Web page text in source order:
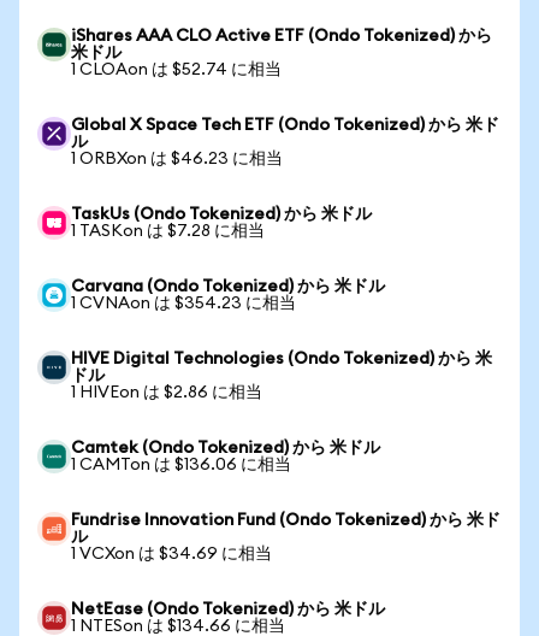
iShares AAA CLO Active ETF (Ondo Tokenized) から
米ドル
1 CLOAon は $52.74 に相当
Global X Space Tech ETF (Ondo Tokenized) から 米ド
ル
1 ORBXon は $46.23 に相当
TaskUs (Ondo Tokenized) から 米ドル
1 TASKon は $7.28 に相当
Carvana (Ondo Tokenized) から 米ドル
1 CVNAon は $354.23 に相当
HIVE Digital Technologies (Ondo Tokenized) から 米
ドル
1 HIVEon は $2.86 に相当
Camtek (Ondo Tokenized) から 米ドル
1 CAMTon は $136.06 に相当
Fundrise Innovation Fund (Ondo Tokenized) から 米ド
ル
1 VCXon は $34.69 に相当
NetEase (Ondo Tokenized) から 米ドル
1 NTESon は $134.66 に相当